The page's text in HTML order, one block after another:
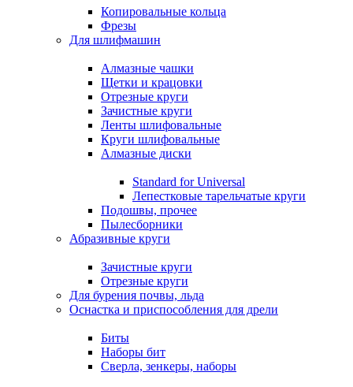
Копировальные кольца
Фрезы
Для шлифмашин
Алмазные чашки
Щетки и крацовки
Отрезные круги
Зачистные круги
Ленты шлифовальные
Круги шлифовальные
Алмазные диски
Standard for Universal
Лепестковые тарельчатые круги
Подошвы, прочее
Пылесборники
Абразивные круги
Зачистные круги
Отрезные круги
Для бурения почвы, льда
Оснастка и приспособления для дрели
Биты
Наборы бит
Сверла, зенкеры, наборы